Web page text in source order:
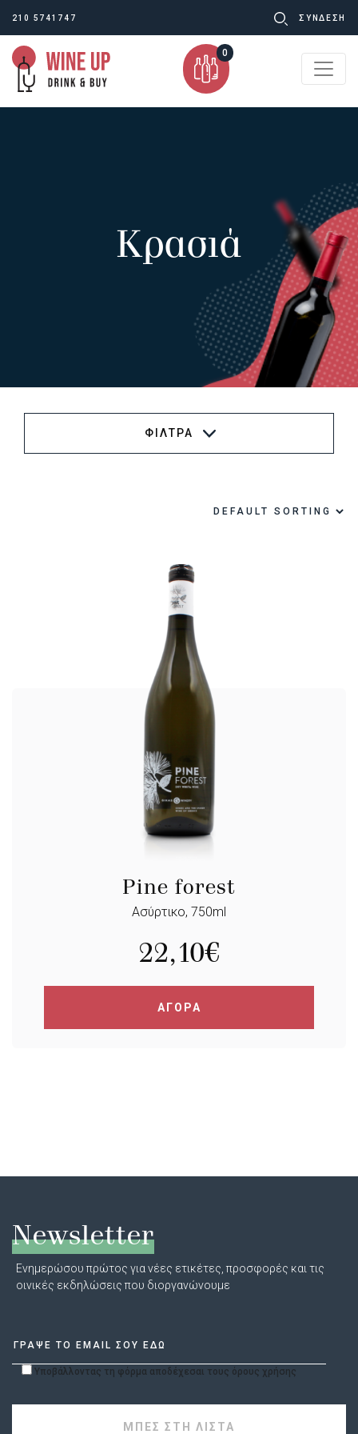
210 5741747 ΣΥΝΔΕΣΗ
0
Κρασιά
ΦΙΛΤΡΑ
Pine forest
Ασύρτικο, 750ml
22,10€
ΑΓΟΡΑ
Newsletter
Ενημερώσου πρώτος για νέες ετικέτες, προσφορές και τις
οινικές εκδηλώσεις που διοργανώνουμε
Υποβάλλοντας τη φόρμα αποδέχεσαι τους όρους χρήσης